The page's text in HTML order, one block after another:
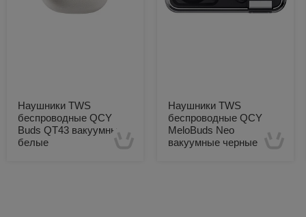
Наушники TWS
беспроводные QCY
Buds QT43 вакуумные
белые
Наушники TWS
беспроводные QCY
MeloBuds Neo
вакуумные черные